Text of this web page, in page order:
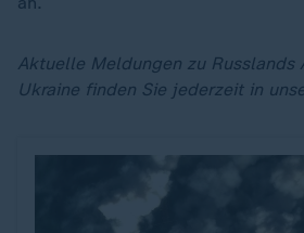
Aktuelle Meldungen zu Russlands
Ukraine finden Sie jederzeit in